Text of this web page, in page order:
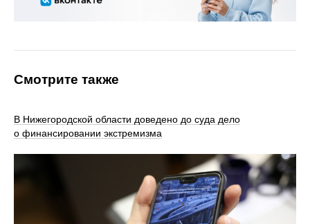
Смотрите также
В Нижегородской области доведено до суда дело
о финансировании экстремизма